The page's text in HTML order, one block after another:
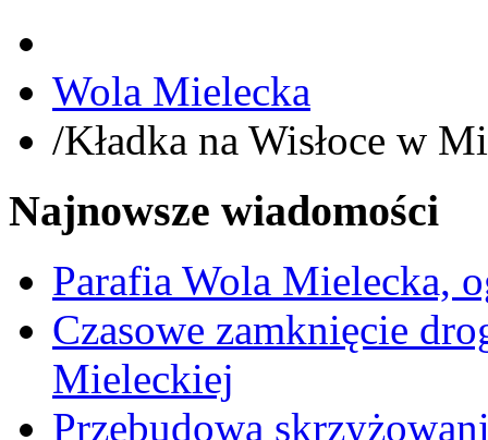
Wola Mielecka
/Kładka na Wisłoce w
Najnowsze wiadomości
Parafia Wola Mielecka,
Czasowe zamknięcie
Mieleckiej
Przebudowa